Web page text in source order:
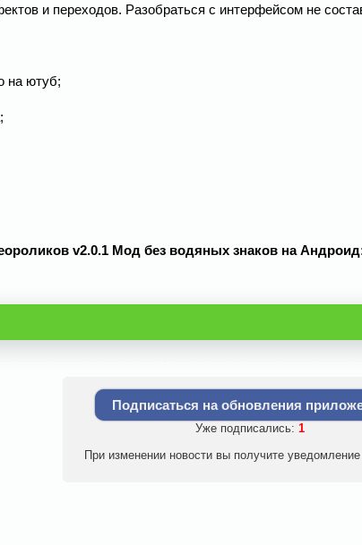
и переходов. Разобраться с интерфейсом не
на ютуб;
v2.0.1 Мод без водяных знаков на
Подписаться на обновления
Уже подписались: 1
При изменении новости вы получите